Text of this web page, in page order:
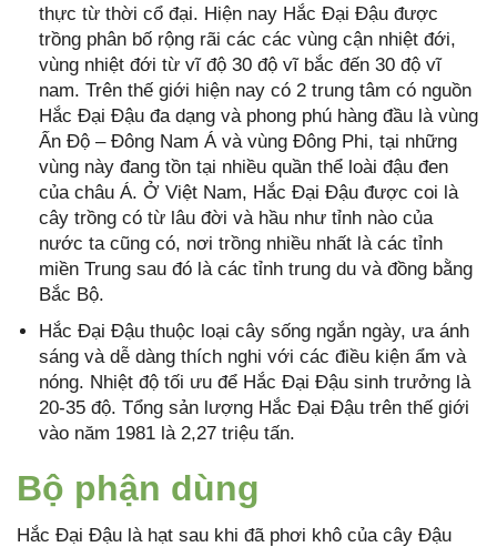
thực từ thời cổ đại. Hiện nay Hắc Đại Đậu được
trồng phân bố rộng rãi các các vùng cận nhiệt đới,
vùng nhiệt đới từ vĩ độ 30 độ vĩ bắc đến 30 độ vĩ
nam. Trên thế giới hiện nay có 2 trung tâm có nguồn
Hắc Đại Đậu đa dạng và phong phú hàng đầu là vùng
Ấn Độ – Đông Nam Á và vùng Đông Phi, tại những
vùng này đang tồn tại nhiều quần thể loài đậu đen
của châu Á. Ở Việt Nam, Hắc Đại Đậu được coi là
cây trồng có từ lâu đời và hầu như tỉnh nào của
nước ta cũng có, nơi trồng nhiều nhất là các tỉnh
miền Trung sau đó là các tỉnh trung du và đồng bằng
Bắc Bộ.
Hắc Đại Đậu thuộc loại cây sống ngắn ngày, ưa ánh
sáng và dễ dàng thích nghi với các điều kiện ẩm và
nóng. Nhiệt độ tối ưu để Hắc Đại Đậu sinh trưởng là
20-35 độ. Tổng sản lượng Hắc Đại Đậu trên thế giới
vào năm 1981 là 2,27 triệu tấn.
Bộ phận dùng
Hắc Đại Đậu là hạt sau khi đã phơi khô của cây Đậu